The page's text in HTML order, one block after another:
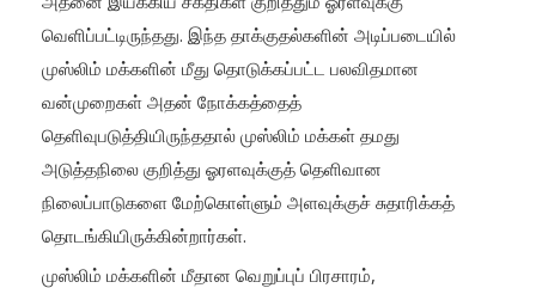
வெளிப்பட்டிருந்தது. இந்த தாக்குதல்களின் அடிப்படையில்
முஸ்லிம் மக்களின் மீது தொடுக்கப்பட்ட பலவிதமான
வன்முறைகள் அதன் நோக்கத்தைத்
தெளிவுபடுத்தியிருந்ததால் முஸ்லிம் மக்கள் தமது
அடுத்தநிலை குறித்து ஓரளவுக்குத் தெளிவான
நிலைப்பாடுகளை மேற்கொள்ளும் அளவுக்குச் சுதாரிக்கத்
தொடங்கியிருக்கின்றார்கள்.
முஸ்லிம் மக்களின் மீதான வெறுப்புப் பிரசாரம்,